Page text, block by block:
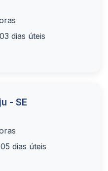
dias úteis
- SE
dias úteis